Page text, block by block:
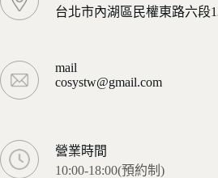
台北市內湖區民權東路六段
mail
cosystw@gmail.com
營業時間
10:00-18:00(預約制)